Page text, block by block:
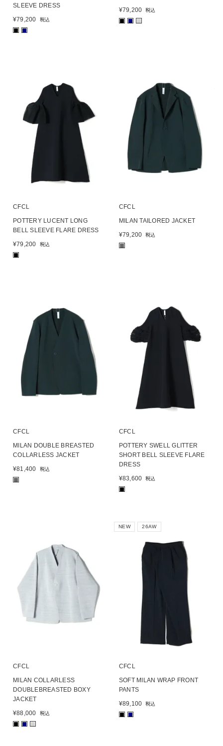
SLEEVE DRESS
¥79,200 税込
■ ■
¥79,200 税込
■ ■ ■
CFCL
POTTERY LUCENT LONG
BELL SLEEVE FLARE DRESS
¥79,200 税込
■
CFCL
MILAN TAILORED JACKET
¥79,200 税込
■
CFCL
MILAN DOUBLE BREASTED
COLLARLESS JACKET
¥81,400 税込
CFCL
POTTERY SWELL GLITTER
SHORT BELL SLEEVE FLARE
DRESS
¥83,600 税込
CFCL
MILAN COLLARLESS
DOUBLEBREASTED BOXY
JACKET
¥88,000 税込
■ ■ ■
NEW 26AW
CFCL
SOFT MILAN WRAP FRONT
PANTS
¥89,100 税込
■ ■